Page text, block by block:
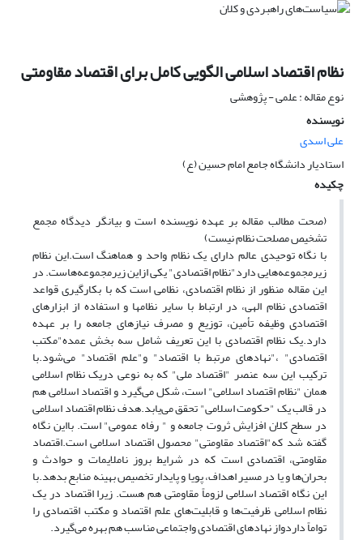
نظام اقتصاد اسلامی الگویی کامل برای اقتصاد مقاومتی
نوع مقاله : علمی - پژوهشی
نویسنده
علی اسدی
استادیار دانشگاه جامع امام حسین (ع)
چکیده
(صحت مطالب مقاله بر عهده نویسنده است و بیانگر دیدگاه مجمع
تشخیص مصلحت نظام نیست)
با نگاه توحیدی عالم دارای یک نظام واحد و هماهنگ است.این نظام
زیرمجموعه‌هایی دارد"نظام اقتصادی" یکی ازاین‌ زیرمجموعه‌هاست. در
این مقاله منظور از نظام اقتصادی، نظامی است که با بکارگیری قواعد
اقتصادی نظام الهی، در ارتباط با سایر نظامها و استفاده از ابزارهای
اقتصادی وظیفه تأمین، توزیع و مصرف نیازهای جامعه را بر عهده
دارد.یک نظام اقتصادی با این تعریف شامل سه بخش عمده"مکتب
اقتصادی" ،"نهادهای مرتبط با اقتصاد" و"علم اقتصاد" می‌شود.با
ترکیب این سه عنصر "اقتصاد ملی" که به نوعی دریک نظام اسلامی
همان "نظام اقتصاد اسلامی" است، شکل می‌گیرد و اقتصاد اسلامی هم
در قالب یک "حکومت اسلامی" تحقق می‌یابد.هدف نظام اقتصاد اسلامی
در سطح کلان افزایش ثروت جامعه و " رفاه عمومی" است. بااین نگاه
گفته شد که"اقتصاد مقاومتی" محصول اقتصاد اسلامی است.اقتصاد
مقاومتی، اقتصادی است که در شرایط بروز ناملایمات و حوادث و
بحران‌ها و یا در مسیر اهداف، پویا و پایدار تخصیص بهینه منابع بدهد.با
این نگاه اقتصاد اسلامی لزوماً مقاومتی هم هست. زیرا اقتصاد در یک
نظام اسلامی ظرفیت‌ها و قابلیت‌های علم اقتصاد و مکتب اقتصادی را
تواماً داردواز نهادهای اقتصادی واجتماعی مناسب هم بهره می‌گیرد.